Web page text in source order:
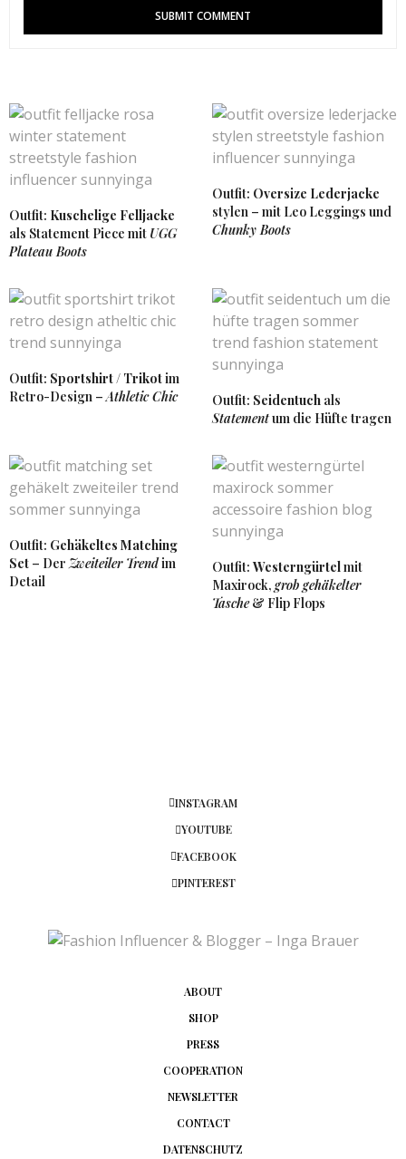
Outfit: Kuschelige Felljacke
als Statement Piece mit UGG
Plateau Boots
Outfit: Oversize Lederjacke
stylen – mit Leo Leggings und
Chunky Boots
Outfit: Sportshirt / Trikotim
Retro-Design –Athletic Chic Outfit: Seidentuch als
Statementum die Hüfte tragen
Outfit: Gehäkeltes Matching
Set – DerZweiteiler Trendim
Detail
Outfit: Westerngürtelmit
Maxirock, grob gehäkelter
Tasche& Flip Flops
INSTAGRAM
YOUTUBE
FACEBOOK
PINTEREST
ABOUT
SHOP
PRESS
COOPERATION
NEWSLETTER
CONTACT
DATENSCHUTZ